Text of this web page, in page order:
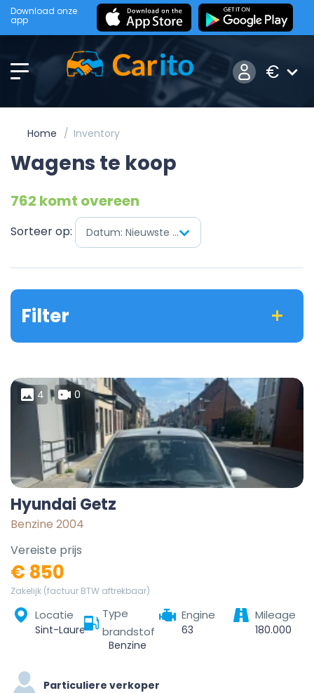
Download onze
app
€
Home Inventory
Wagens te koop
762 komt overeen
Sorteer op: Datum: Nieuwste eerst
Filter
4 0
Hyundai Getz
Benzine 2004
Vereiste prijs
€ 850
Zakelijk (factuur BTW aftrekbaar)
Locatie
Sint-Laureins, Eeklo, Oost-Vlaanderen, 9980, België
Type
brandstof
Benzine
Engine
63
Mileage
180.000
Particuliere verkoper